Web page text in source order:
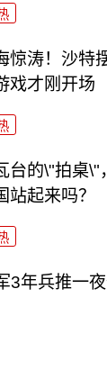
惊涛！沙特
戏才刚开场
台的\"拍桌\"
站起来吗？
3年兵推一